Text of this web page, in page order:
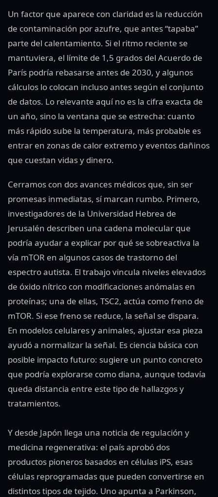
Un factor que aparece con claridad es la reducción
de contaminación por azufre, que antes “tapaba”
parte del calentamiento. Si el ritmo reciente se
mantuviera, el límite de 1,5 grados del Acuerdo de
París podría rebasarse antes de 2030, y algunos
cálculos lo colocan incluso antes según el conjunto
de datos. Lo relevante aquí no es la cifra exacta de
un año, sino la ventana que se estrecha: cuanto
más rápido sube la temperatura, más probable es
entrar en zonas de calor extremo y eventos dañinos
que cuestan vidas y dinero.
Cerramos con dos avances médicos que, sin ser
promesas inmediatas, sí marcan rumbo. Primero,
investigadores de la Universidad Hebrea de
Jerusalén describen una cadena molecular que
podría ayudar a explicar por qué se sobreactiva la
vía mTOR en algunos casos de trastorno del
espectro autista. El trabajo vincula niveles elevados
de óxido nítrico con modificaciones anómalas en
proteínas; una de ellas, TSC2, actúa como freno de
mTOR. Si ese freno se reduce, la señal se dispara.
En modelos celulares y animales, ajustar esa pieza
ayudó a normalizar la señal. Es ciencia básica con
posible impacto futuro: sugiere un punto concreto
que podría explorarse como diana, aunque todavía
queda distancia entre este tipo de hallazgos y
tratamientos.
Y desde Japón llega una noticia de regulación y
medicina regenerativa: el país aprobó dos
productos pioneros basados en células iPS, esas
células reprogramadas que pueden convertirse en
distintos tipos de tejido. Uno apunta a Parkinson,